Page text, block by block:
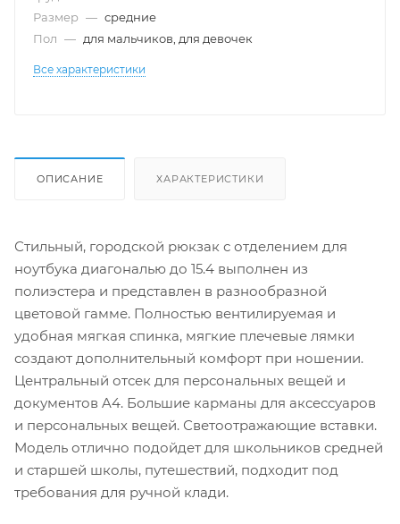
Размер — cредние
Пол — для мальчиков, для девочек
Все характеристики
ОПИСАНИЕ ХАРАКТЕРИСТИКИ
Стильный, городской рюкзак с отделением для
ноутбука диагональю до 15.4 выполнен из
полиэстера и представлен в разнообразной
цветовой гамме. Полностью вентилируемая и
удобная мягкая спинка, мягкие плечевые лямки
создают дополнительный комфорт при ношении.
Центральный отсек для персональных вещей и
документов A4. Большие карманы для аксессуаров
и персональных вещей. Светоотражающие вставки.
Модель отлично подойдет для школьников средней
и старшей школы, путешествий, подходит под
требования для ручной клади.